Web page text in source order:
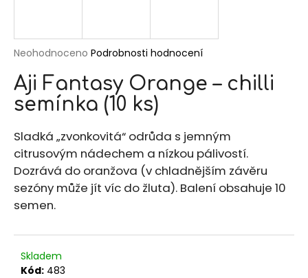
Průměrné
produktu
0,0
5
hvězdiček.
Neohodnoceno Podrobnosti hodnocení
Aji Fantasy Orange – chilli
semínka (10 ks)
Sladká „zvonkovitá“ odrůda s jemným
citrusovým nádechem a nízkou pálivostí.
Dozrává do oranžova (v chladnějším závěru
sezóny může jít víc do žluta). Balení obsahuje 10
semen.
Skladem
Kód: 483
j
í
t
?
HLEDAT
o
p
o